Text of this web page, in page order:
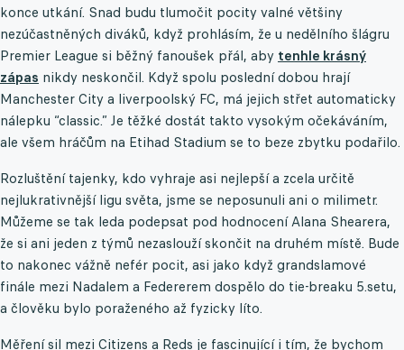
konce utkání. Snad budu tlumočit pocity valné většiny
nezúčastněných diváků, když prohlásím, že u nedělního šlágru
Premier League si běžný fanoušek přál, aby tenhle krásný
zápas nikdy neskončil. Když spolu poslední dobou hrají
Manchester City a liverpoolský FC, má jejich střet automaticky
nálepku “classic.” Je těžké dostát takto vysokým očekáváním,
ale všem hráčům na Etihad Stadium se to beze zbytku podařilo.
Rozluštění tajenky, kdo vyhraje asi nejlepší a zcela určitě
nejlukrativnější ligu světa, jsme se neposunuli ani o milimetr.
Můžeme se tak leda podepsat pod hodnocení Alana Shearera,
že si ani jeden z týmů nezaslouží skončit na druhém místě. Bude
to nakonec vážně nefér pocit, asi jako když grandslamové
finále mezi Nadalem a Federerem dospělo do tie-breaku 5.setu,
a člověku bylo poraženého až fyzicky líto.
Měření sil mezi Citizens a Reds je fascinující i tím, že bychom